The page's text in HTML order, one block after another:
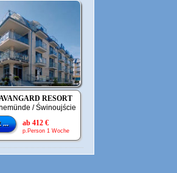
RESORT
/ Świnoujście
...
ab 412 €
p.Person 1 Woche